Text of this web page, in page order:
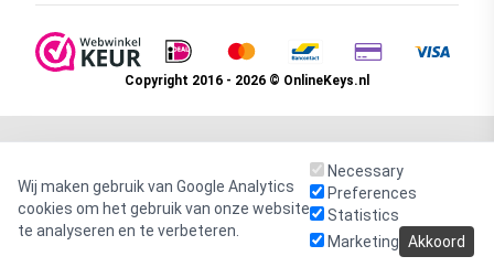
Copyright 2016 - 2026 © OnlineKeys.nl
Wij maken gebruik van Google Analytics
cookies om het gebruik van onze website
te analyseren en te verbeteren.
Necessary
Preferences
Statistics
Marketing Akkoord